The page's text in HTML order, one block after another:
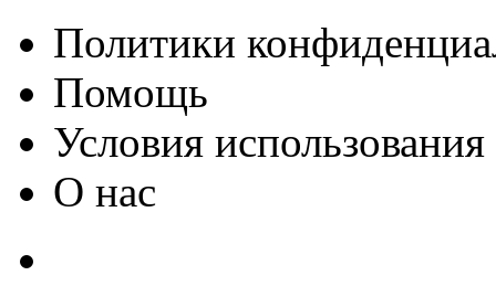
Политики
Помощь
Условия использования
О нас